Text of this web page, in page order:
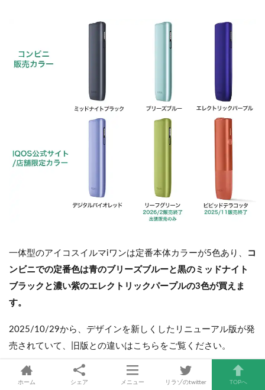
一体型のアイコスイルマiワンは定番本体カラーが5色あり、
コ
ンビニでの定番色は青のブリーズブルーと黒のミッドナイト
ブラックと濃い紫のエレクトリックパープルの3色が買えま
す。
2025/10/29から、デザインを新しくしたリニューアル版が発
売されていて、旧版との違いはこちらをご覧ください。
ホーム シェア メニュー リラゾのtwitter TOPへ